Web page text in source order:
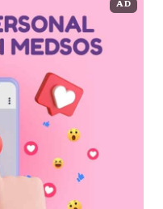
AD